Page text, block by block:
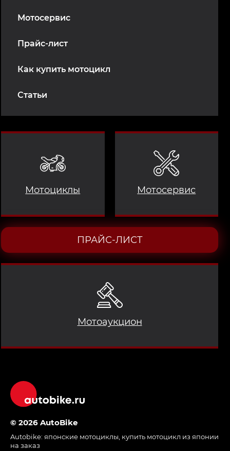
Мотосервис
Прайс-лист
Как купить мотоцикл
Статьи
Мотоциклы
Мотоаукцион
Мотосервис
ПРАЙС-ЛИСТ
© 2026 AutoBike
Autobike: японские мотоциклы купить мотоцикл из японии
на заказ